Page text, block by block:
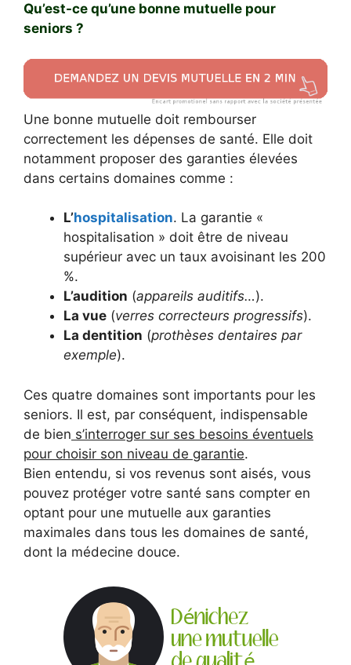
Qu’est-ce qu’une bonne mutuelle pour
seniors ?
Une bonne mutuelle doit rembourser
correctement les dépenses de santé. Elle doit
notamment proposer des garanties élevées
dans certains domaines comme :
L’hospitalisation. La garantie «
hospitalisation » doit être de niveau
supérieur avec un taux avoisinant les 200
%.
L’audition (appareils auditifs…).
La vue (verres correcteurs progressifs).
La dentition (prothèses dentaires par
exemple).
Ces quatre domaines sont importants pour les
seniors. Il est, par conséquent, indispensable
de bien s’interroger sur ses besoins éventuels
pour choisir son niveau de garantie.
Bien entendu, si vos revenus sont aisés, vous
pouvez protéger votre santé sans compter en
optant pour une mutuelle aux garanties
maximales dans tous les domaines de santé,
dont la médecine douce.